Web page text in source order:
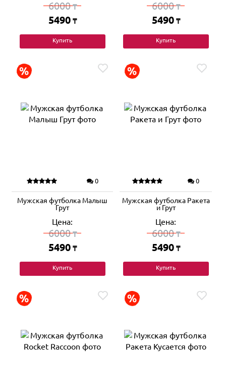
6000₸
5490 ₸
Купить
6000₸
5490 ₸
Купить
0
Мужская футболка Малыш
Грут
Цена:
6000₸
5490 ₸
Купить
0
Мужская футболка Ракета
и Грут
Цена:
6000₸
5490 ₸
Купить